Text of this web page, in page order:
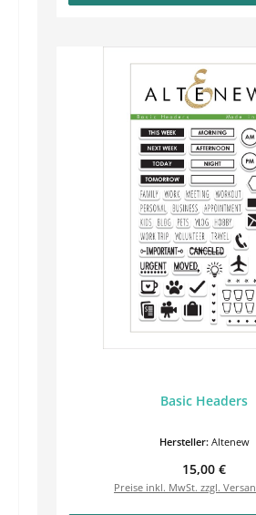
Basic Headers
Hersteller: Altenew
Regulärer
15,00 €
Preise inkl. MwSt. zzgl.